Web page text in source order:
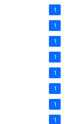
1
1
1
1
1
1
1
1